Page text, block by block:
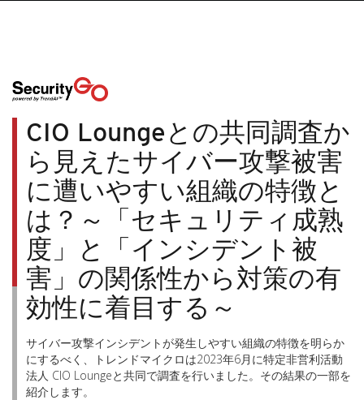
CIO Loungeとの共同調査か
ら見えたサイバー攻撃被害
に遭いやすい組織の特徴と
は？～「セキュリティ成熟
度」と「インシデント被
害」の関係性から対策の有
効性に着目する～
サイバー攻撃インシデントが発生しやすい組織の特徴を明らか
にするべく、トレンドマイクロは2023年6月に特定非営利活動
法人 CIO Loungeと共同で調査を行いました。その結果の一部を
紹介します。